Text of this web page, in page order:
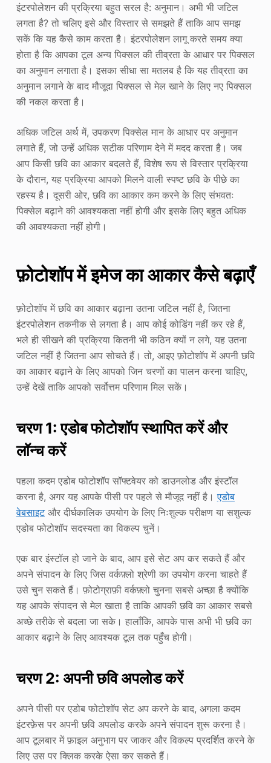
इंटरपोलेशन की प्रक्रिया बहुत सरल है: अनुमान। अभी भी जटिल
लगता है? तो चलिए इसे और विस्तार से समझते हैं ताकि आप समझ
सकें कि यह कैसे काम करता है। इंटरपोलेशन लागू करते समय क्या
होता है कि आपका टूल अन्य पिक्सल की तीव्रता के आधार पर पिक्सल
का अनुमान लगाता है। इसका सीधा सा मतलब है कि यह तीव्रता का
अनुमान लगाने के बाद मौजूदा पिक्सल से मेल खाने के लिए नए पिक्सल
की नकल करता है।
अधिक जटिल अर्थ में, उपकरण पिक्सेल मान के आधार पर अनुमान
लगाते हैं, जो उन्हें अधिक सटीक परिणाम देने में मदद करता है। जब
आप किसी छवि का आकार बदलते हैं, विशेष रूप से विस्तार प्रक्रिया
के दौरान, यह प्रक्रिया आपको मिलने वाली स्पष्ट छवि के पीछे का
रहस्य है। दूसरी ओर, छवि का आकार कम करने के लिए संभवतः
पिक्सेल बढ़ाने की आवश्यकता नहीं होगी और इसके लिए बहुत अधिक
की आवश्यकता नहीं होगी।
फ़ोटोशॉप में इमेज का आकार कैसे बढ़ाएँ
फ़ोटोशॉप में छवि का आकार बढ़ाना उतना जटिल नहीं है, जितना
इंटरपोलेशन तकनीक से लगता है। आप कोई कोडिंग नहीं कर रहे हैं,
भले ही सीखने की प्रक्रिया कितनी भी कठिन क्यों न लगे, यह उतना
जटिल नहीं है जितना आप सोचते हैं। तो, आइए फ़ोटोशॉप में अपनी छवि
का आकार बढ़ाने के लिए आपको जिन चरणों का पालन करना चाहिए,
उन्हें देखें ताकि आपको सर्वोत्तम परिणाम मिल सकें।
चरण 1: एडोब फोटोशॉप स्थापित करें और
लॉन्च करें
पहला कदम एडोब फोटोशॉप सॉफ्टवेयर को डाउनलोड और इंस्टॉल
करना है, अगर यह आपके पीसी पर पहले से मौजूद नहीं है।एडोब
वेबसाइटऔर दीर्घकालिक उपयोग के लिए निःशुल्क परीक्षण या सशुल्क
एडोब फोटोशॉप सदस्यता का विकल्प चुनें।
एक बार इंस्टॉल हो जाने के बाद, आप इसे सेट अप कर सकते हैं और
अपने संपादन के लिए जिस वर्कफ़्लो श्रेणी का उपयोग करना चाहते हैं
उसे चुन सकते हैं। फ़ोटोग्राफ़ी वर्कफ़्लो चुनना सबसे अच्छा है क्योंकि
यह आपके संपादन से मेल खाता है ताकि आपकी छवि का आकार सबसे
अच्छे तरीके से बदला जा सके। हालाँकि, आपके पास अभी भी छवि का
आकार बढ़ाने के लिए आवश्यक टूल तक पहुँच होगी।
चरण 2: अपनी छवि अपलोड करें
अपने पीसी पर एडोब फोटोशॉप सेट अप करने के बाद, अगला कदम
इंटरफ़ेस पर अपनी छवि अपलोड करके अपने संपादन शुरू करना है।
आप टूलबार में फ़ाइल अनुभाग पर जाकर और विकल्प प्रदर्शित करने के
लिए उस पर क्लिक करके ऐसा कर सकते हैं।